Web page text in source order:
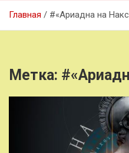
Главная #«Ариадна на
Метка: